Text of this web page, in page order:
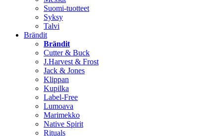
Suomi-tuotteet
Syksy
Talvi
Brändit
Brändit
Cutter & Buck
J.Harvest & Frost
Jack & Jones
Klippan
Kupilka
Label-Free
Lumoava
Marimekko
Native Spirit
Rituals